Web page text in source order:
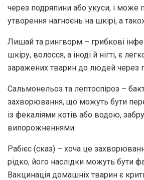
через подряпини або укуси, і може
утворення нагноєнь на шкірі, а
Лишай та рингворм – грибкові
шкіру, волосся, а іноді й нігті, є
заражених тварин до людей через
Сальмонельоз та лептоспіроз –
захворювання, що можуть бути
із фекаліями котів або водою,
випорожненнями.
Рабієс (сказ) – хоча це
рідко, його наслідки можуть бути
Вакцинація домашніх тварин є